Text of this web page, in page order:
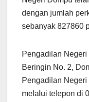
dengan jumlah
sebanyak 827860
Pengadilan
Beringin No. 2,
Pengadilan
melalui telepon di